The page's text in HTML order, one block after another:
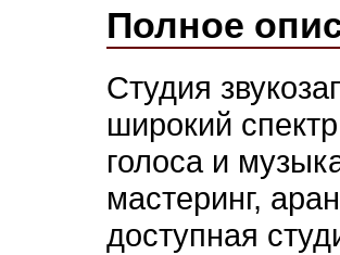
Полное
Студия
широкий
голоса и
мастеринг,
доступная